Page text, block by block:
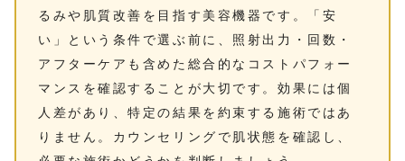
るみや肌質改善を目指す美容機器です。「安
い」という条件で選ぶ前に、照射出力・回数・
アフターケアも含めた総合的なコストパフォー
マンスを確認することが大切です。効果には個
人差があり、特定の結果を約束する施術ではあ
りません。カウンセリングで肌状態を確認し、